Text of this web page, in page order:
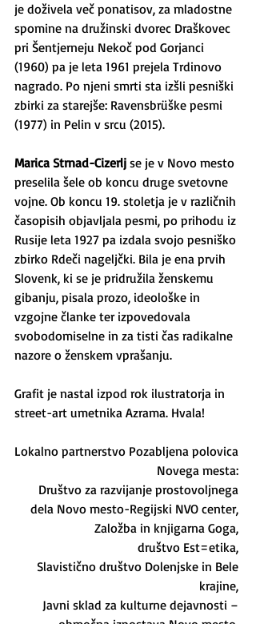
je doživela več ponatisov, za mladostne
spomine na družinski dvorec Draškovec
pri Šentjerneju Nekoč pod Gorjanci
(1960) pa je leta 1961 prejela Trdinovo
nagrado. Po njeni smrti sta izšli pesniški
zbirki za starejše: Ravensbrüške pesmi
(1977) in Pelin v srcu (2015).
Marica Strnad-Cizerlj se je v Novo mesto
preselila šele ob koncu druge svetovne
vojne. Ob koncu 19. stoletja je v različnih
časopisih objavljala pesmi, po prihodu iz
Rusije leta 1927 pa izdala svojo pesniško
zbirko Rdeči nageljčki. Bila je ena prvih
Slovenk, ki se je pridružila ženskemu
gibanju, pisala prozo, ideološke in
vzgojne članke ter izpovedovala
svobodomiselne in za tisti čas radikalne
nazore o ženskem vprašanju.
Grafit je nastal izpod rok ilustratorja in
street-art umetnika Azrama. Hvala!
Lokalno partnerstvo Pozabljena polovica
Novega mesta:
Društvo za razvijanje prostovoljnega
dela Novo mesto-Regijski NVO center,
Založba in knjigarna Goga,
društvo Est=etika,
Slavistično društvo Dolenjske in Bele
krajine,
Javni sklad za kulturne dejavnosti –